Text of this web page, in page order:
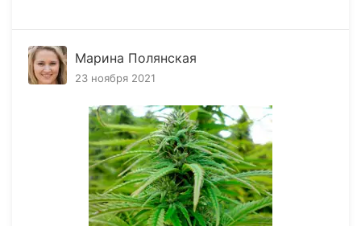
Марина Полянская
23 ноября 2021